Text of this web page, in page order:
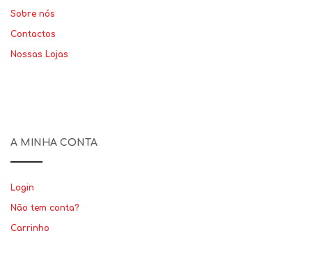
Sobre nós
Contactos
Nossas Lojas
A MINHA CONTA
Login
Não tem conta?
Carrinho